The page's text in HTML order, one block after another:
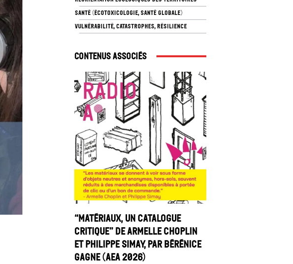
SANTÉ (ÉCOTOXICOLOGIE, SANTÉ GLOBALE)
VULNÉRABILITÉ, CATASTROPHES, RÉSILIENCE
Contenus associés
“Matériaux, un catalogue
critique” de Armelle Choplin
et Philippe Simay, par Bérénice
Gagne (AEA 2026)